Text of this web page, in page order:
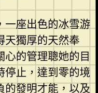
一座出色的冰雪游
天獨厚的天然奉
心的管理聰她的目
止，達到零的境
的發明才能，以及